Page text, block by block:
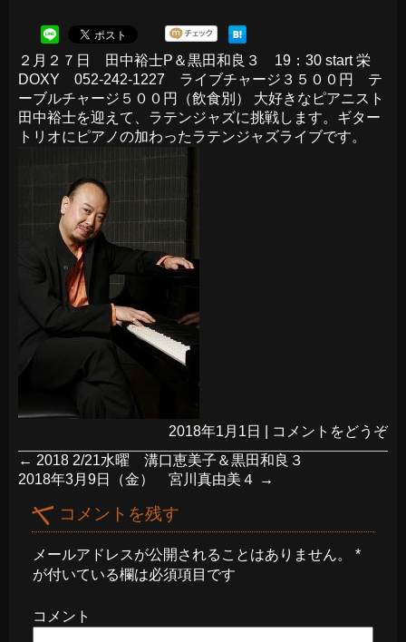
２月２７日 田中裕士P＆黒田和良３ 19：30 start栄
DOXY 052-242-1227 ライブチャージ３５００円 テ
ーブルチャージ５００円（飲食別） 大好きなピアニスト
田中裕士を迎えて、ラテンジャズに挑戦します。ギター
トリオにピアノの加わったラテンジャズライブです。
2018年1月1日
コメントをどうぞ
← 2018 2/21水曜 溝口恵美子＆黒田和良３
2018年3月9日（金） 宮川真由美４ →
コメントを残す
メールアドレスが公開されることはありません。
*
が付いている欄は必須項目です
コメント